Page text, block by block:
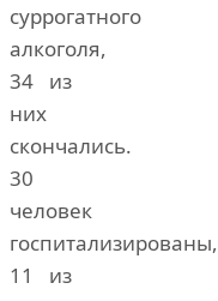
суррогатного
алкоголя,
34 из
них
скончались.
30
человек
госпитализированы,
11 из